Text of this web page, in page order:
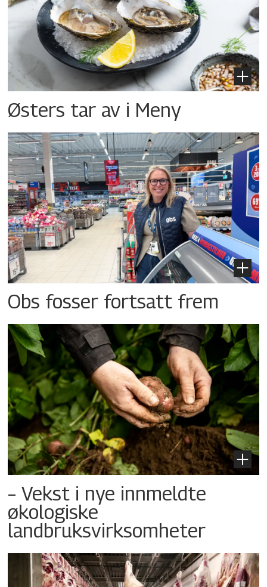
Østers tar av i Meny
Obs fosser fortsatt frem
– Vekst i nye innmeldte
økologiske
landbruksvirksomheter